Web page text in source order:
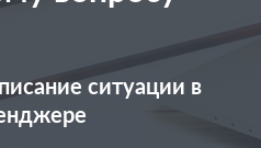
ситуации в